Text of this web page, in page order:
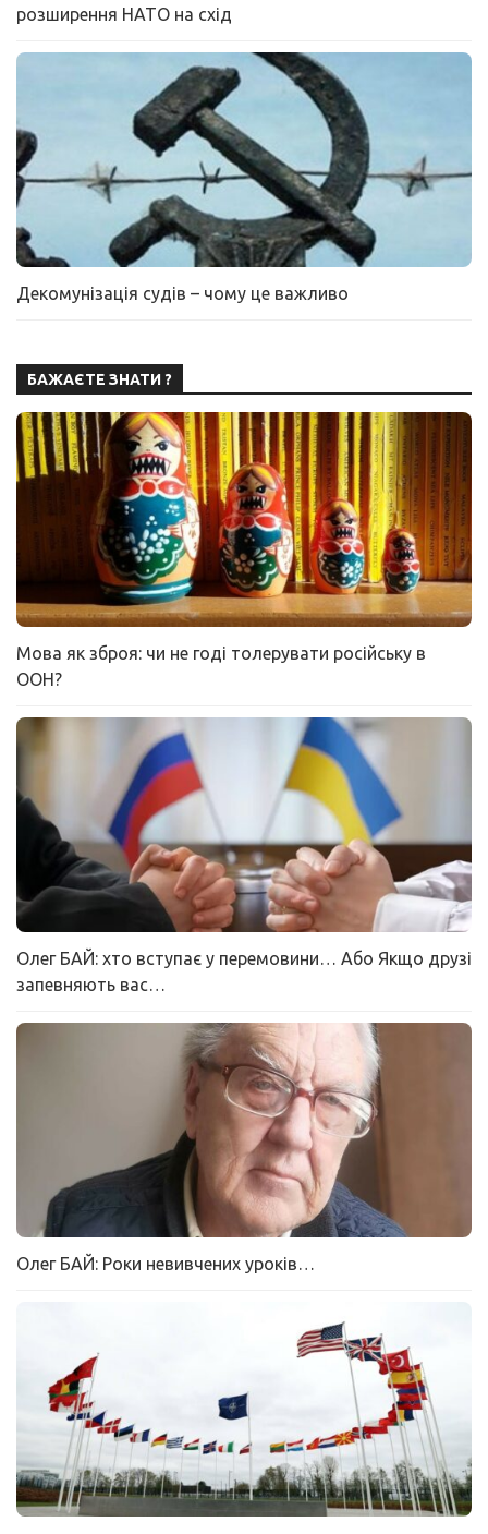
розширення НАТО на схід
Декомунізація судів – чому це важливо
БАЖАЄТЕ ЗНАТИ ?
Мова як зброя: чи не годі толерувати російську в
ООН?
Олег БАЙ: хто вступає у перемовини… Або Якщо друзі
запевняють вас…
Олег БАЙ: Роки невивчених уроків…